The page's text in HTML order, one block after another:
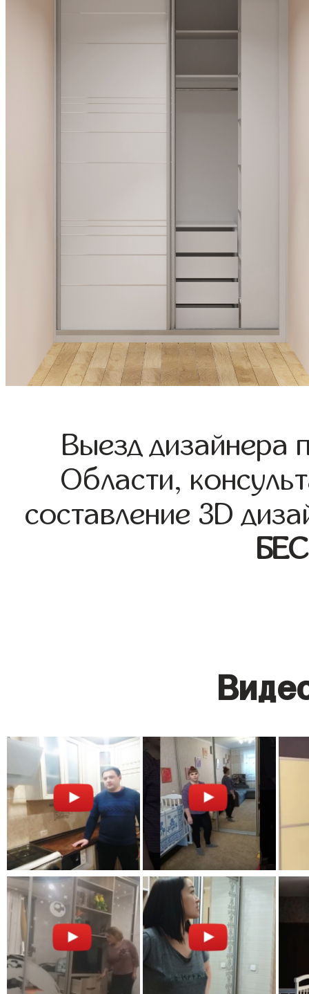
Выезд дизайнера
Области,
составление 3D